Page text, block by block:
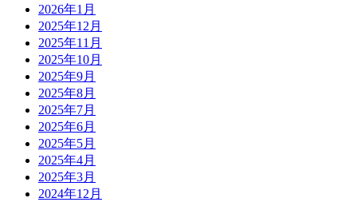
2026年1月
2025年12月
2025年11月
2025年10月
2025年9月
2025年8月
2025年7月
2025年6月
2025年5月
2025年4月
2025年3月
2024年12月